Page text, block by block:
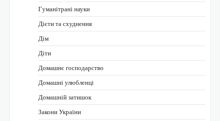
Гуманітрані науки
Дієти та схуднення
Дім
Діти
Домашнє господарство
Домашні улюбленці
Домашній затишок
Закони України